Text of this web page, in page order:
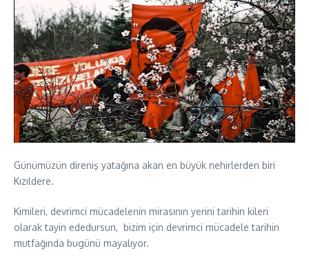
Günümüzün direniş yatağına akan en büyük nehirlerden biri
Kızıldere.
Kimileri, devrimci mücadelenin mirasının yerini tarihin kileri
olarak tayin ededursun, bizim için devrimci mücadele tarihin
mutfağında bugünü mayalıyor.